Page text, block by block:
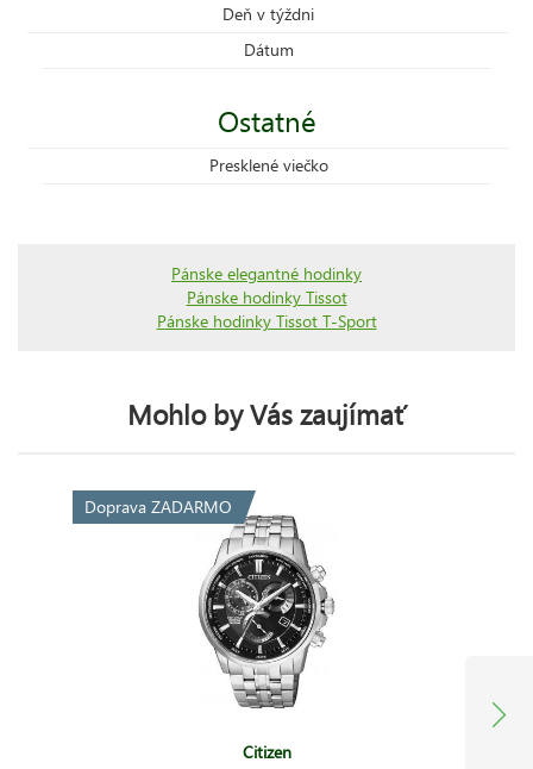
Deň v týždni
Dátum
Ostatné
Presklené viečko
Pánske elegantné hodinky
Pánske hodinky Tissot
Pánske hodinky Tissot T-Sport
Mohlo by Vás zaujímať
Doprava ZADARMO
Citizen